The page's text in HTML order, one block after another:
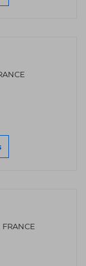
FRANCE